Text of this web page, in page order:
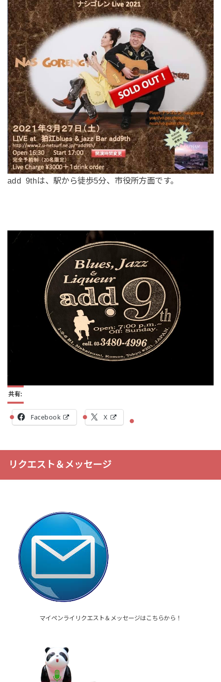
add 9thは、駅から徒歩5分、市役所方面です。
共有:
Facebook X
リクエスト＆メッセージ
マイペンライリクエスト＆メッセージはこちらから！